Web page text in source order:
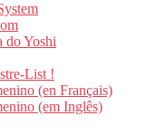
do Yoshi
List !
(en Français)
(em Inglês)